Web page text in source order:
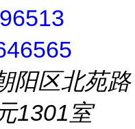
阳区北苑路
1301室